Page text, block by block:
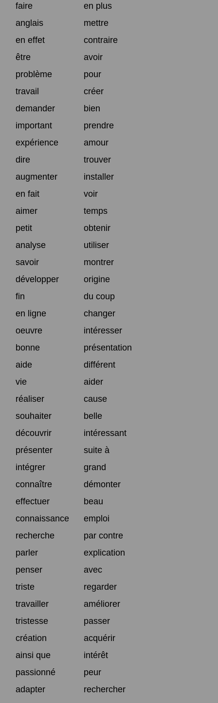
faire
en plus
anglais
mettre
en effet
contraire
être
avoir
problème
pour
travail
créer
demander
bien
important
prendre
expérience
amour
dire
trouver
augmenter
installer
en fait
voir
aimer
temps
petit
obtenir
analyse
utiliser
savoir
montrer
développer
origine
fin
du coup
en ligne
changer
oeuvre
intéresser
bonne
présentation
aide
différent
vie
aider
réaliser
cause
souhaiter
belle
découvrir
intéressant
présenter
suite à
intégrer
grand
connaître
démonter
effectuer
beau
connaissance
emploi
recherche
par contre
parler
explication
penser
avec
triste
regarder
travailler
améliorer
tristesse
passer
création
acquérir
ainsi que
intérêt
passionné
peur
adapter
rechercher